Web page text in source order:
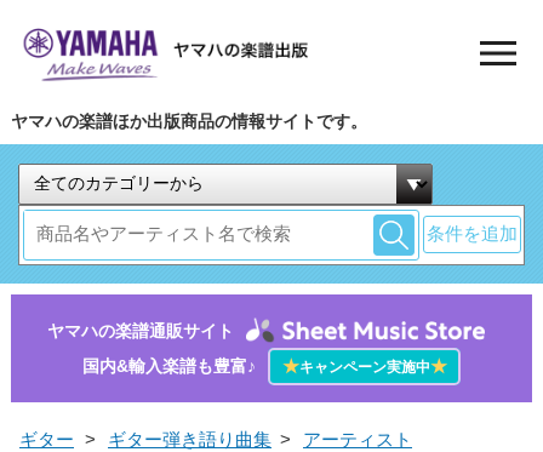
ヤマハの楽譜ほか出版商品の情報サイトです。
条件を追加
ヤマハの楽譜通販サイト
国内&輸入楽譜も豊富♪
★キャンペーン実施中★
ギター > ギター弾き語り曲集 > アーティスト